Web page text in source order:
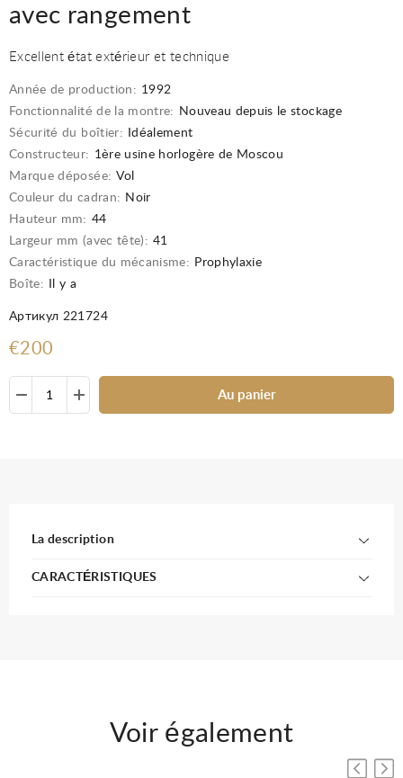
avec rangement
Excellent état extérieur et technique
Année de production: 1992
Fonctionnalité de la montre:
Nouveau depuis le stockage
Sécurité du boîtier:
Idéalement
Constructeur: 1ère usine horlogère de Moscou
Marque déposée: Vol
Couleur du cadran: Noir
Hauteur mm: 44
Largeur mm (avec tête): 41
Caractéristique du mécanisme: Prophylaxie
Boîte:
Il y a
Артикул 221724
€200
Au panier
La description
CARACTÉRISTIQUES
Voir également